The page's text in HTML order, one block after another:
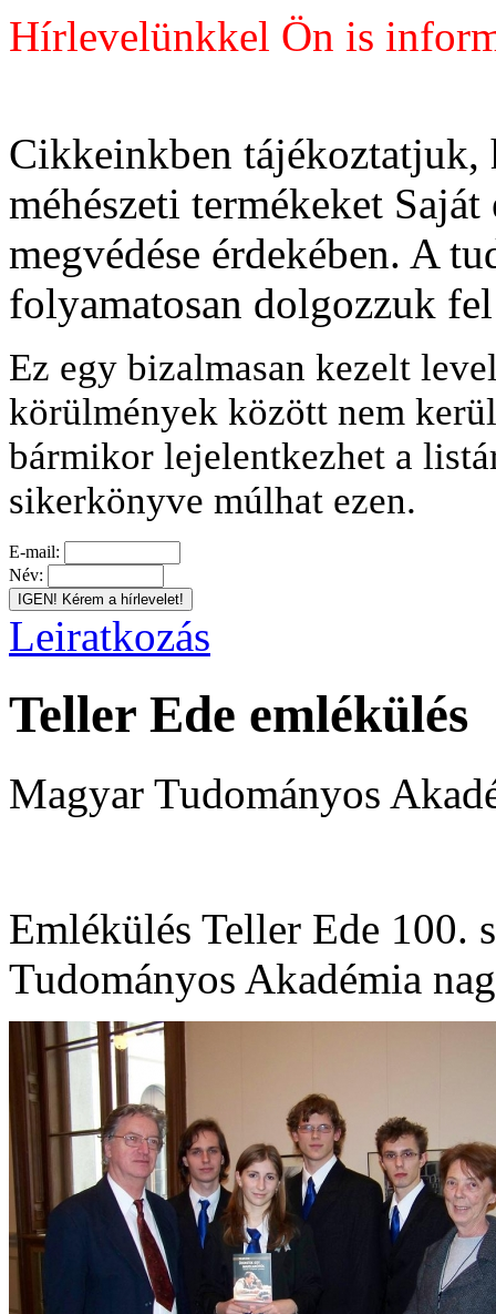
Hírlevelünkkel Ön is
Cikkeinkben tájékoztatjuk,
méhészeti termékeket Saját
megvédése érdekében. A
folyamatosan dolgozzuk
Ez egy bizalmasan kezelt
körülmények között nem
bármikor lejelentkezhet a
sikerkönyve múlhat ezen.
E-mail:
Név:
Leiratkozás
Teller Ede emlékülés
Magyar Tudományos
Emlékülés Teller Ede 100.
Tudományos Akadémia